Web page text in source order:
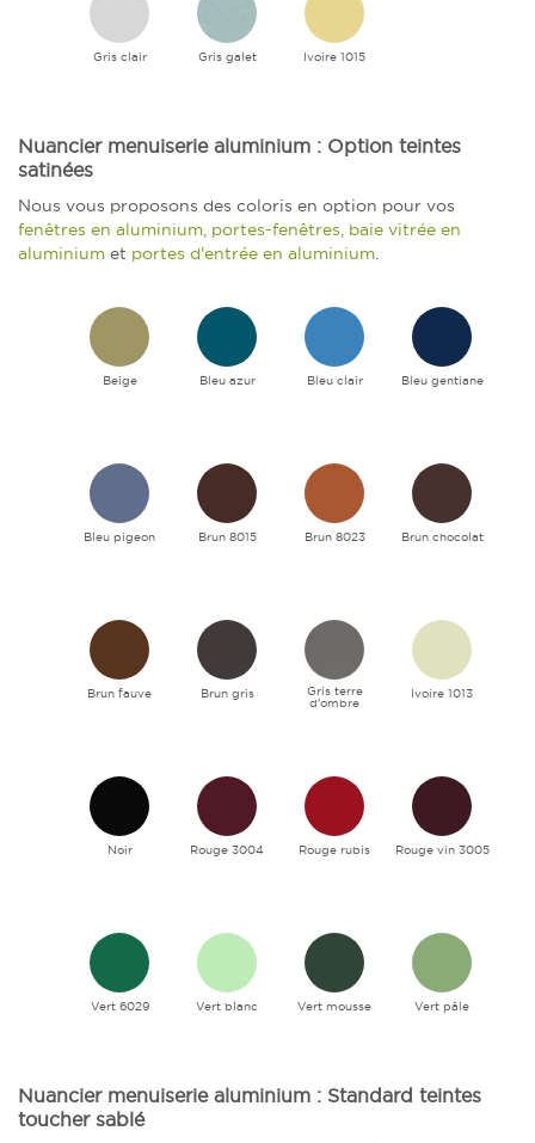
Gris clair Gris galet Ivoire 1015
Nuancier menuiserie aluminium : Option teintes
satinées
Nous vous proposons des coloris en option pour vos
fenêtres en aluminium, portes-fenêtres, baie vitrée en
aluminium et portes d'entrée en aluminium.
Beige Bleu azur Bleu clair Bleu gentiane
Bleu pigeon Brun 8015 Brun 8023 Brun chocolat
Brun fauve Brun gris Gris terre
d'ombre
Ivoire 1013
Noir Rouge 3004 Rouge rubis Rouge vin 3005
Vert 6029 Vert blanc Vert mousse Vert pâle
Nuancier menuiserie aluminium : Standard teintes
toucher sablé